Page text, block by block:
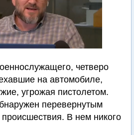
четверо
на автомобиле,
угрожая пистолетом.
перевернутым
В нем никого